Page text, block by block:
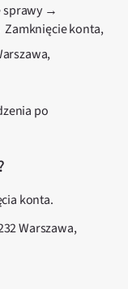
sprawy →
konta,
po
konta.
Warszawa,